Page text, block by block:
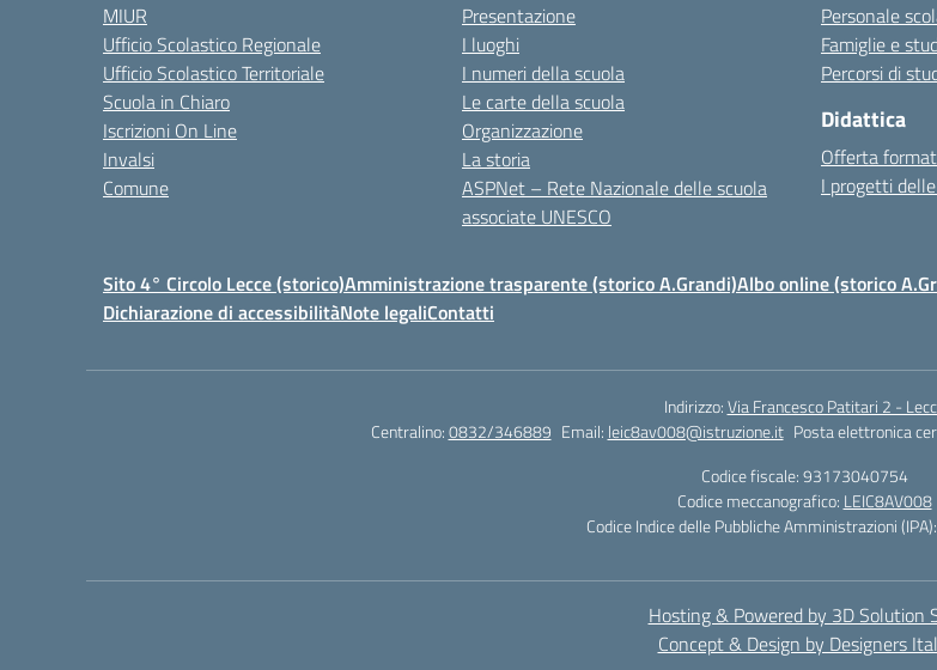
MIUR
Ufficio Scolastico Regionale
Ufficio Scolastico Territoriale
Scuola in Chiaro
Iscrizioni On Line
Invalsi
Comune
Presentazione
I luoghi
I numeri della scuola
Le carte della scuola
Organizzazione
La storia
ASPNet – Rete Nazionale delle scuola
associate UNESCO
Personale
Famiglie e
Percorsi di
Didattica
Offerta
I progetti
Sito 4° Circolo Lecce (storico)Amministrazione trasparente (storico A.Grandi)Albo online (storico
Dichiarazione di accessibilitàNote legaliContatti
Indirizzo:Via Francesco Patitari 2 -
Centralino:0832/346889 Email: leic8av008@istruzione.it Posta elettronica
Codice fiscale: 93173040754
Codice meccanografico: LEIC8AV008
Codice Indice delle Pubbliche Amministrazioni
Hosting & Powered by 3D Solution
Concept & Design by Designers